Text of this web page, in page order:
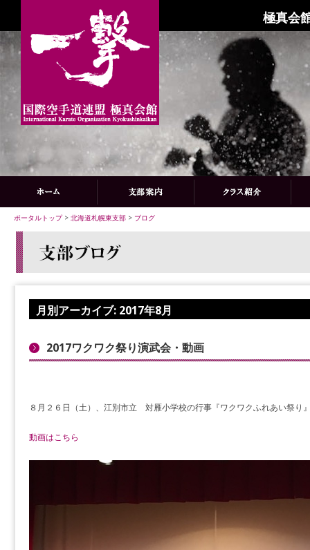
極真会
ポータルトップ> 北海道札幌東支部 > ブログ
月別アーカイブ: 2017年8月
2017ワクワク祭り演武会・動画
８月２６日（土）、江別市立 対雁小学校の行事『ワクワクふれあい祭り
動画はこちら